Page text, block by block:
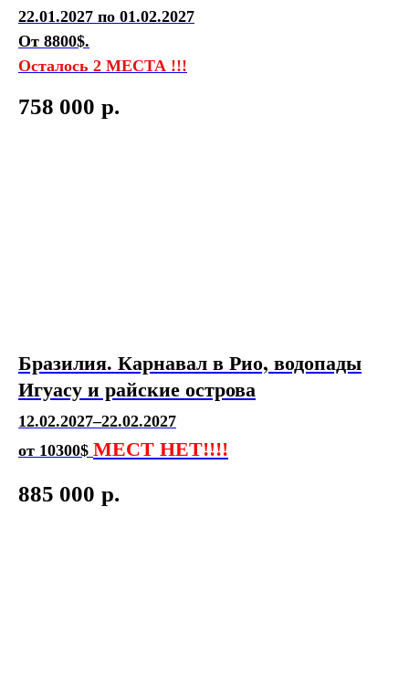
22.01.2027 по 01.02.2027
От 8800$.
Осталось 2 МЕСТА !!!
758 000 р.
Бразилия. Карнавал в Рио, водопады
Игуасу и райские острова
12.02.2027–22.02.2027
от 10300$ МЕСТ НЕТ!!!!
885 000 р.